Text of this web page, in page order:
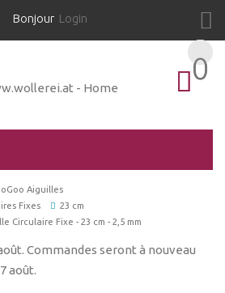
Bonjour Login
0
0
Aiguilles
Fixes
23 cm
Circulaire Fixe - 23 cm - 2,5 mm
Commandes seront à nouveau
août.